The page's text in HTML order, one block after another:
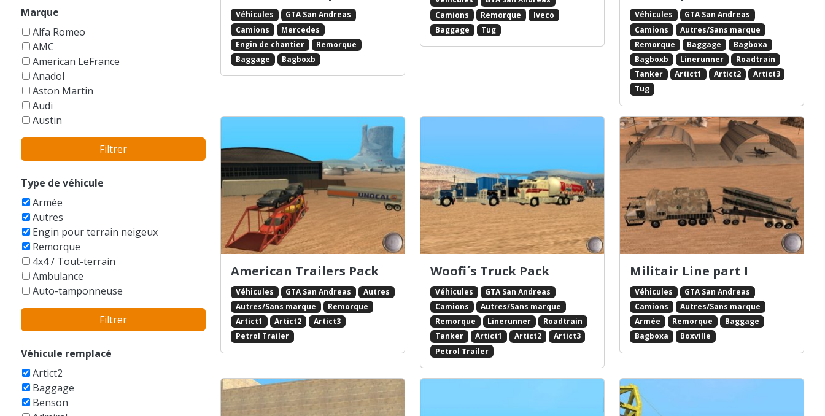
Marque
Alfa Romeo
AMC
American LeFrance
Anadol
Aston Martin
Audi
Austin
Autres/Sans marque
BMW
Bobcat
Bucegi
Buell
Bugatti
Buick
Cadillac
Caterham
Caterpillar
Champion
Chrysler
Citroen
Dacia
Daewoo
Filtrer
Type de véhicule
Armée
Autres
Engin pour terrain neigeux
Remorque
4x4 / Tout-terrain
Ambulance
Auto-tamponneuse
Avions
Bateaux
Berline
Break
Buggy
Bus
Filtrer
Véhicule remplacé
Artict2
Baggage
Benson
Véhicules
GTA San Andreas
Camions
Mercedes
Engin de chantier
Remorque
Baggage
Bagboxb
Camions
Remorque
Iveco
Baggage
Tug
Véhicules
GTA San Andreas
Camions
Autres/Sans marque
Remorque
Baggage
Bagboxa
Bagboxb
Linerunner
Roadtrain
Tanker
Artict1 Artict2
Artict3
Tug
American Trailers Pack
Véhicules GTA San Andreas
Autres
Autres/Sans marque
Remorque
Artict1
Artict2
Artict3
Petrol Trailer
Woofi´s Truck Pack
Véhicules
GTA San Andreas
Camions
Autres/Sans marque
Remorque
Linerunner
Roadtrain
Tanker
Artict1 Artict2
Artict3
Petrol Trailer
Militair Line part I
Véhicules
GTA San Andreas
Camions
Autres/Sans marque
Armée
Remorque
Baggage
Bagboxa
Boxville